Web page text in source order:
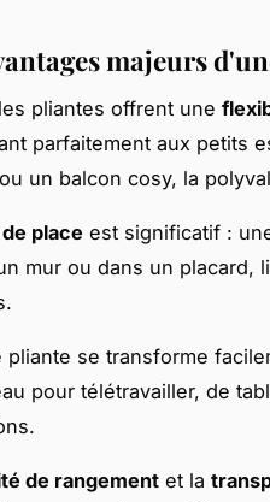
majeurs
pliantes offrent une
parfaitement aux petits
un balcon cosy, la
place est significatif :
mur ou dans un placard,
pliante se transforme
pour télétravailler, de
de rangement et la